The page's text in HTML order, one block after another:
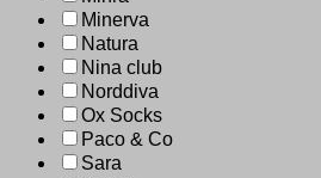
Minerva
Natura
Nina club
Norddiva
Ox Socks
Paco & Co
Sara